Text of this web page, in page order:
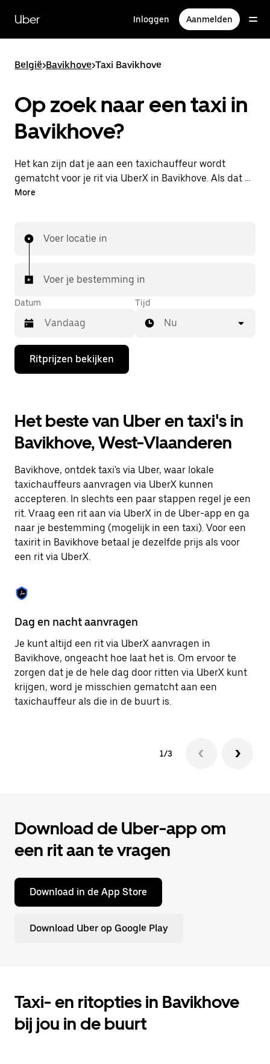
naar
hoofdinhoud
Uber Inloggen Aanmelden
België>Bavikhove>Taxi Bavikhove
Op zoek naar een taxi in
Bavikhove?
Het kan zijn dat je aan een taxichauffeur wordt
gematcht voor je rit via UberX in Bavikhove. Als dat zo
is, profiteer je van dezelfde 24/7 beschikbaarheid en
More
Voer locatie in
Voer je bestemming in
Datum
Druk
de
de
agenda
te
openen
een
datum
selecteren.
Druk
op
Escape
om
de
sluiten.
Tijd
Nu
Ritprijzen bekijken
Het beste van Uber en taxi's in
Bavikhove, West-Vlaanderen
Bavikhove, ontdek taxi's via Uber, waar lokale
taxichauffeurs aanvragen via UberX kunnen
accepteren. In slechts een paar stappen regel je een
rit. Vraag een rit aan via UberX in de Uber-app en ga
naar je bestemming (mogelijk in een taxi). Voor een
taxirit in Bavikhove betaal je dezelfde prijs als voor
een rit via UberX.
Dag en nacht aanvragen
Je kunt altijd een rit via UberX aanvragen in
Bavikhove, ongeacht hoe laat het is. Om ervoor te
zorgen dat je de hele dag door ritten via UberX kunt
krijgen, word je misschien gematcht aan een
taxichauffeur als die in de buurt is.
1/3
Download de Uber-app om
een rit aan te vragen
Download in de App Store
Download Uber op Google Play
Taxi- en ritopties in Bavikhove
bij jou in de buurt